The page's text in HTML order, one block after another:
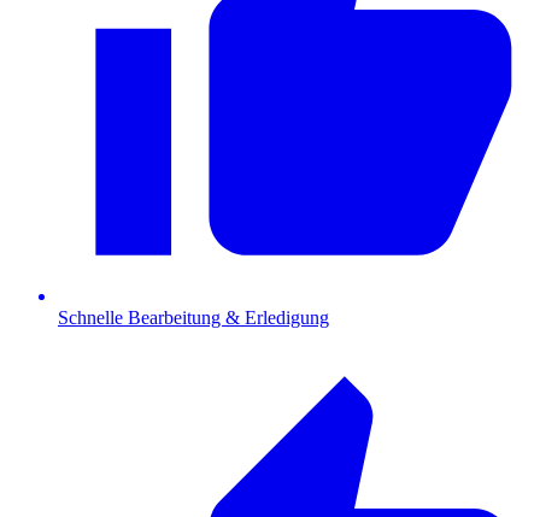
Schnelle Bearbeitung & Erledigung